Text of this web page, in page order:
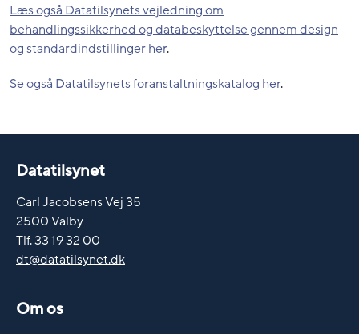
Læs også Datatilsynets vejledning om
behandlingssikkerhed og databeskyttelse gennem design
og standardindstillinger her.
Se også Datatilsynets foranstaltningskatalog her.
Datatilsynet
Carl Jacobsens Vej 35
2500 Valby
Tlf. 33 19 32 00
dt@datatilsynet.dk
Om os